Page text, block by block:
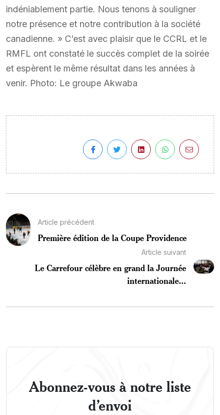
indéniablement partie. Nous tenons à souligner
notre présence et notre contribution à la société
canadienne. » C’est avec plaisir que le CCRL et le
RMFL ont constaté le succès complet de la soirée
et espèrent le même résultat dans les années à
venir. Photo: Le groupe Akwaba
Article précédent
Première édition de la Coupe Providence
Article suivant
Le Carrefour célèbre en grand la Journée
internationale...
Abonnez-vous à notre liste
d’envoi